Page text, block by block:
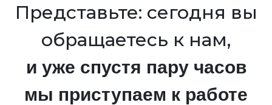
Представьте: сегодня вы
обращаетесь к нам,
и уже спустя пару часов
мы приступаем к работе